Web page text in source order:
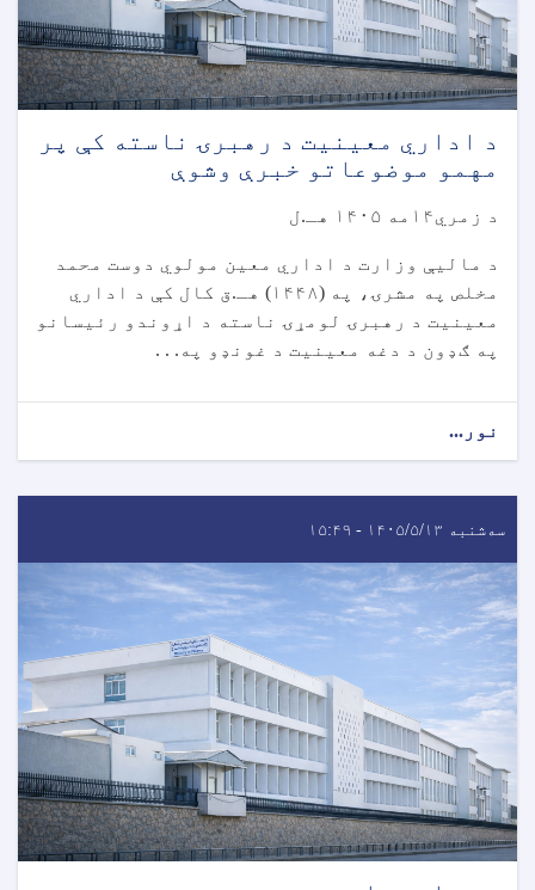
د اداري معینیت د رهبرۍ ناسته کې پر
مهمو موضوعاتو خبرې وشوې
د زمري۱۴مه ۱۴۰۵ هـ.ل
د مالیې وزارت د اداري معین مولوي دوست محمد
مخلص په مشرۍ، په (۱۴۴۸) هـ.ق کال کې د اداري
معینیت د رهبرۍ لومړۍ ناسته د اړوندو رئیسانو
په ګډون د دغه معینیت د غونډو په. . .
نور...
سه‌شنبه ۱۴۰۵/۵/۱۳ - ۱۵:۴۹